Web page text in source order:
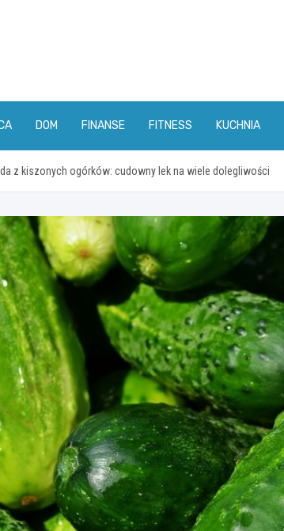
DOM FINANSE FITNESS KUCHNIA
z kiszonych ogórków: cudowny lek na wiele dolegliwości